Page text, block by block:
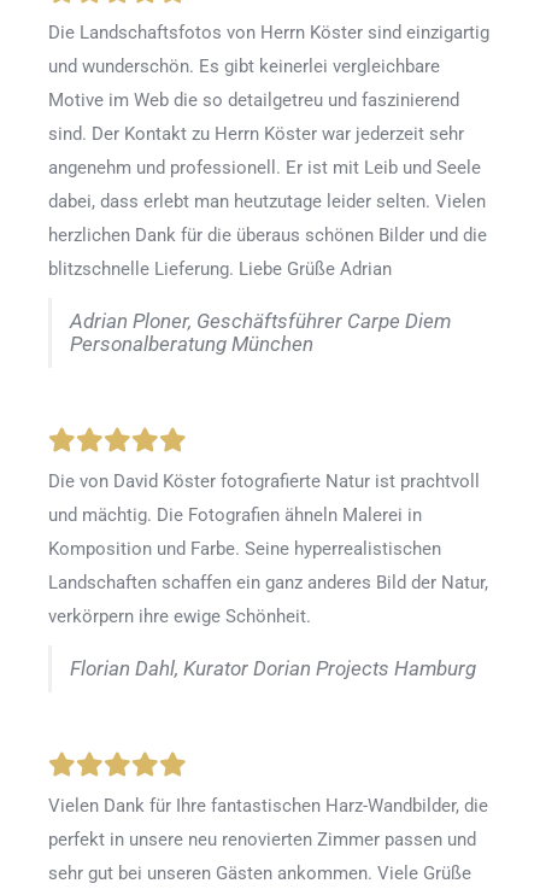
Die Landschaftsfotos von Herrn Köster sind einzigartig
und wunderschön. Es gibt keinerlei vergleichbare
Motive im Web die so detailgetreu und faszinierend
sind. Der Kontakt zu Herrn Köster war jederzeit sehr
angenehm und professionell. Er ist mit Leib und Seele
dabei, dass erlebt man heutzutage leider selten. Vielen
herzlichen Dank für die überaus schönen Bilder und die
blitzschnelle Lieferung. Liebe Grüße Adrian
Adrian Ploner, Geschäftsführer Carpe Diem
Personalberatung München
Die von David Köster fotografierte Natur ist prachtvoll
und mächtig. Die Fotografien ähneln Malerei in
Komposition und Farbe. Seine hyperrealistischen
Landschaften schaffen ein ganz anderes Bild der Natur,
verkörpern ihre ewige Schönheit.
Florian Dahl, Kurator Dorian Projects Hamburg
Vielen Dank für Ihre fantastischen Harz-Wandbilder, die
perfekt in unsere neu renovierten Zimmer passen und
sehr gut bei unseren Gästen ankommen. Viele Grüße